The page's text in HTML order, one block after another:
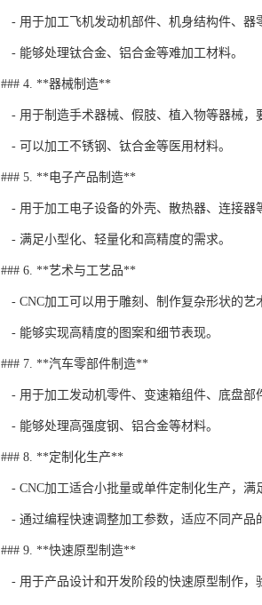
- 用于加工飞机发动机部件、机身结构件、器
- 能够处理钛合金、铝合金等难加工材料。
### 4. **器械制造**
- 用于制造手术器械、假肢、植入物等器械，
- 可以加工不锈钢、钛合金等医用材料。
### 5. **电子产品制造**
- 用于加工电子设备的外壳、散热器、连接器
- 满足小型化、轻量化和高精度的需求。
### 6. **艺术与工艺品**
- CNC加工可以用于雕刻、制作复杂形状的艺
- 能够实现高精度的图案和细节表现。
### 7. **汽车零部件制造**
- 用于加工发动机零件、变速箱组件、底盘部
- 能够处理高强度钢、铝合金等材料。
### 8. **定制化生产**
- CNC加工适合小批量或单件定制化生产，满
- 通过编程快速调整加工参数，适应不同产品
### 9. **快速原型制造**
- 用于产品设计和开发阶段的快速原型制作，